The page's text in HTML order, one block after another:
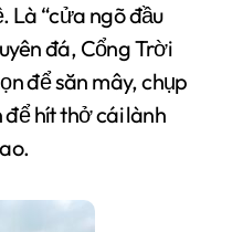
Là “cửa ngõ đầu
đá, Cổng Trời
để săn mây, chụp
hít thở cái lành